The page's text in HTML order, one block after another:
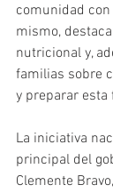
comunidad
mismo,
nutricional y,
familias sobre
y preparar esta
La iniciativa
principal del
Clemente